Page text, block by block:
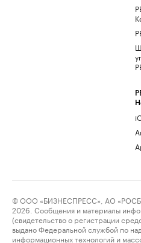
© ООО «БИЗНЕСПРЕСС», АО
2026. Сообщения и материалы
(свидетельство о регистрации
выдано Федеральной службой по
информационных технологий и